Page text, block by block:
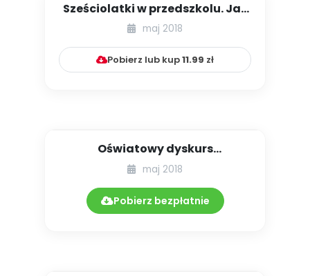
Sześciolatki w przedszkolu. Jak
rozwijać ich umysły i n...
maj 2018
Pobierz lub kup11.99 zł
Oświatowy dyskurs
POSTPRAWDY
maj 2018
Pobierz bezpłatnie